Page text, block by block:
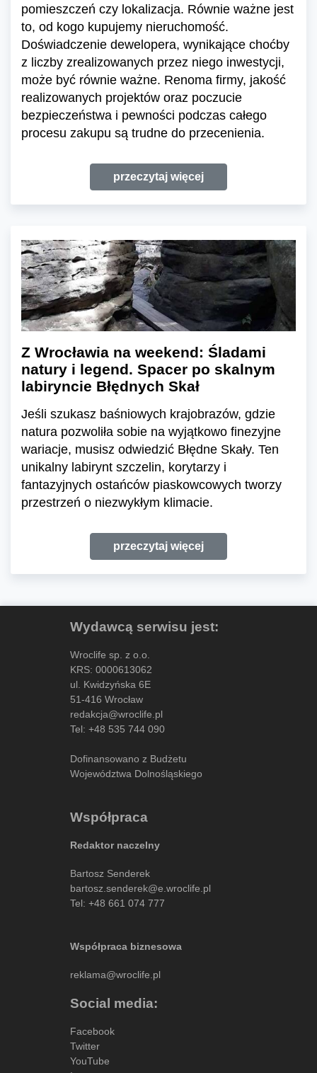
pomieszczeń czy lokalizacja. Równie ważne jest
to, od kogo kupujemy nieruchomość.
Doświadczenie dewelopera, wynikające choćby
z liczby zrealizowanych przez niego inwestycji,
może być równie ważne. Renoma firmy, jakość
realizowanych projektów oraz poczucie
bezpieczeństwa i pewności podczas całego
procesu zakupu są trudne do przecenienia.
przeczytaj więcej
Z Wrocławia na weekend: Śladami
natury i legend. Spacer po skalnym
labiryncie Błędnych Skał
Jeśli szukasz baśniowych krajobrazów, gdzie
natura pozwoliła sobie na wyjątkowo finezyjne
wariacje, musisz odwiedzić Błędne Skały. Ten
unikalny labirynt szczelin, korytarzy i
fantazyjnych ostańców piaskowcowych tworzy
przestrzeń o niezwykłym klimacie.
przeczytaj więcej
Wydawcą serwisu jest:
Wroclife sp. z o.o.
KRS: 0000613062
ul. Kwidzyńska 6E
51-416 Wrocław
redakcja@wroclife.pl
Tel: +48 535 744 090
Dofinansowano z Budżetu
Województwa Dolnośląskiego
Współpraca
Redaktor naczelny
Bartosz Senderek
bartosz.senderek@e.wroclife.pl
Tel: +48 661 074 777
Współpraca biznesowa
reklama@wroclife.pl
Social media:
Facebook
Twitter
YouTube